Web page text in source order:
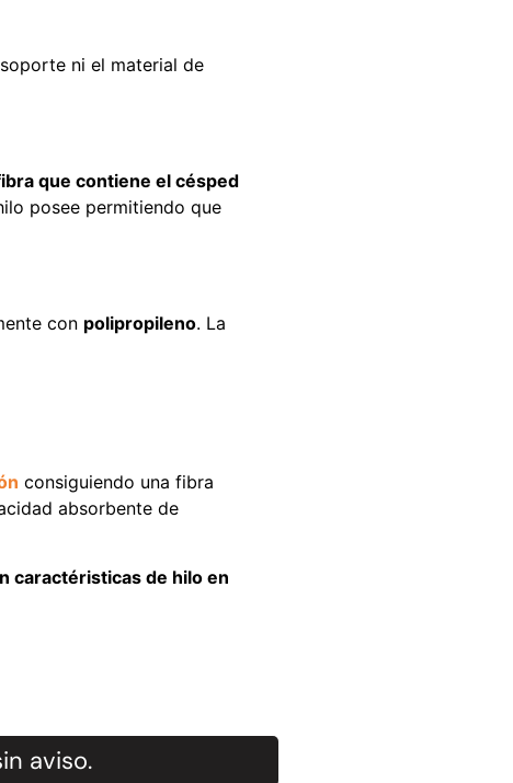
ni el material de
que contiene el césped
posee permitiendo que
con polipropileno. La
consiguiendo una fibra
absorbente de
caractéristicas de hilo en
aviso.